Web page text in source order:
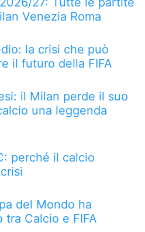
Venezia Roma
la crisi che può
il futuro della FIFA
il Milan perde il suo
una leggenda
perché il calcio
del Mondo ha
Calcio e FIFA